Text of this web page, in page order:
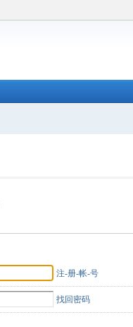
注-册-帐-号
找回密码